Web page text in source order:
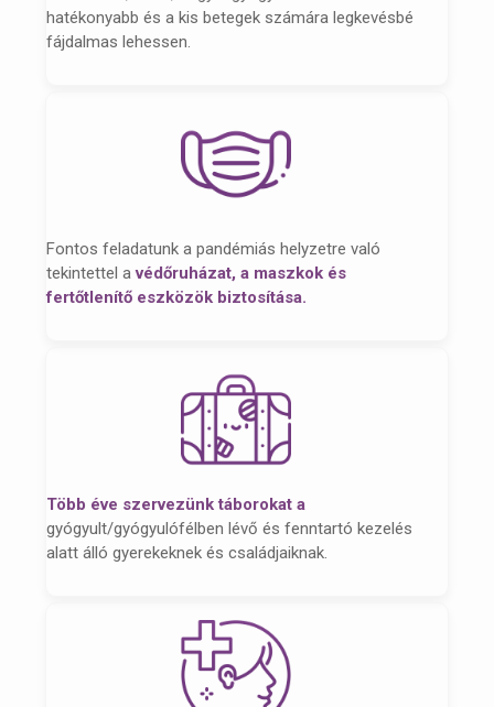
hatékonyabb és a kis betegek számára legkevésbé
fájdalmas lehessen.
Fontos feladatunk a pandémiás helyzetre való
tekintettel avédőruházat, a maszkok és
fertőtlenítő eszközök biztosítása.
Több éve szervezünk táborokat a
gyógyult/gyógyulófélben lévő és fenntartó kezelés
alatt álló gyerekeknek és családjaiknak.